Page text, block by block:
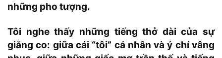
những pho tượng.
Tôi nghe thấy những tiếng thở dài của sự
giằng co: giữa cái “tôi” cá nhân và ý chí vâng